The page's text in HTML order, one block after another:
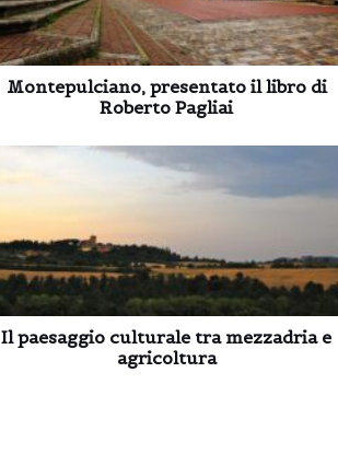
Montepulciano, presentato il libro di
Roberto Pagliai
Il paesaggio culturale tra mezzadria e
agricoltura